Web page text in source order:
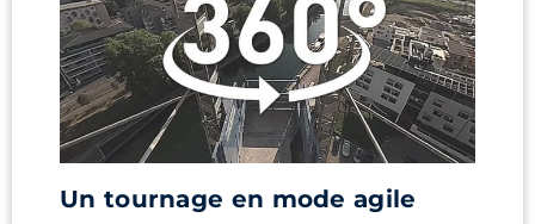
Un tournage en mode agile